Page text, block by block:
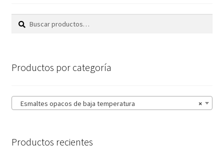
Buscar
Buscar
Productos por categoría
×
Esmaltes opacos de baja temperatura
Productos recientes